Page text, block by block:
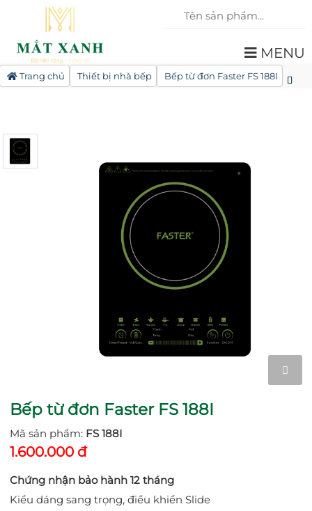
MENU
Trang chủ Thiết bị nhà bếp Bếp từ đơn Faster FS 188I
Bếp từ đơn Faster FS 188I
Mã sản phẩm: FS 188I
1.600.000 đ
Chứng nhận bảo hành 12 tháng
Kiểu dáng sang trọng, điều khiển Slide